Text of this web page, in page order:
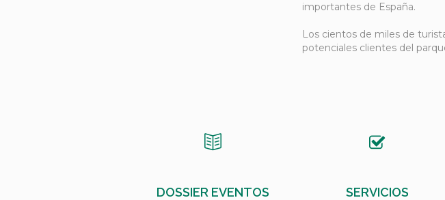
importantes de España.
Los cientos de miles de
potenciales clientes del
DOSSIER EVENTOS SERVICIOS